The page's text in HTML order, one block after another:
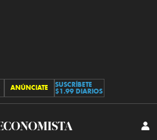
ANÚNCIATE
SUSCRÍBETE
$1.99 DIARIOS
El